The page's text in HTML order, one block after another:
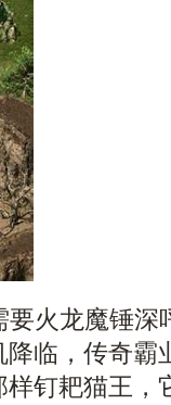
火龙魔锤深
临，传奇霸
钉耙猫王，